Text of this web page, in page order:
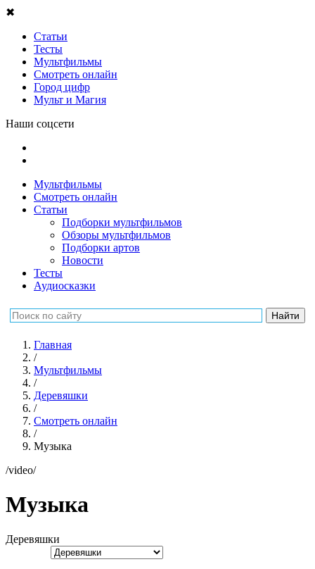
✖
Статьи
Тесты
Мультфильмы
Смотреть онлайн
Город цифр
Мульт и Магия
Наши соцсети
Мультфильмы
Смотреть онлайн
Статьи
Подборки мультфильмов
Обзоры мультфильмов
Подборки артов
Новости
Тесты
Аудиосказки
Главная
/
Мультфильмы
/
Деревяшки
/
Смотреть онлайн
/
Музыка
/video/
Музыка
Деревяшки